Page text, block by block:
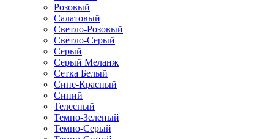
Розовый
Салатовый
Светло-Розовый
Светло-Серый
Серый
Серый Меланж
Сетка Белый
Сине-Красный
Синий
Телесный
Темно-Зеленый
Темно-Серый